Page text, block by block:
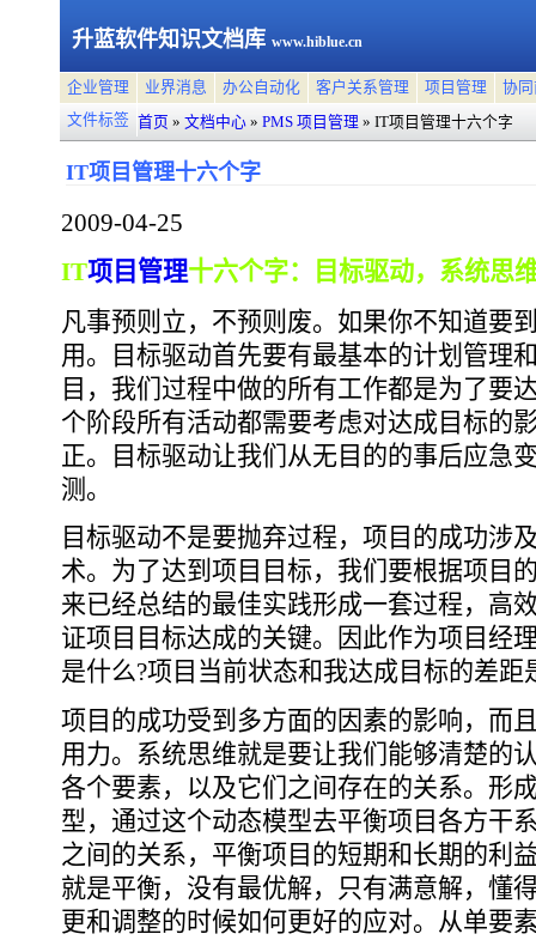
升蓝软件知识文档库 www.hiblue.cn
企业管理 业界消息 办公自动化 客户关系管理 项目管理
协
文件标签 首页 » 文档中心 » PMS 项目管理 » IT项目管理十六个字
IT项目管理十六个字
2009-04-25
IT项目管理十六个字：目标驱动，系统思
凡事预则立，不预则废。如果你不知道要
用。目标驱动首先要有最基本的计划管理
目，我们过程中做的所有工作都是为了要
个阶段所有活动都需要考虑对达成目标的
正。目标驱动让我们从无目的的事后应急
测。
目标驱动不是要抛弃过程，项目的成功涉
术。为了达到项目目标，我们要根据项目
来已经总结的最佳实践形成一套过程，高
证项目目标达成的关键。因此作为项目经
是什么?项目当前状态和我达成目标的差
项目的成功受到多方面的因素的影响，而
用力。系统思维就是要让我们能够清楚的
各个要素，以及它们之间存在的关系。形
型，通过这个动态模型去平衡项目各方干
之间的关系，平衡项目的短期和长期的利
就是平衡，没有最优解，只有满意解，懂
更和调整的时候如何更好的应对。从单要